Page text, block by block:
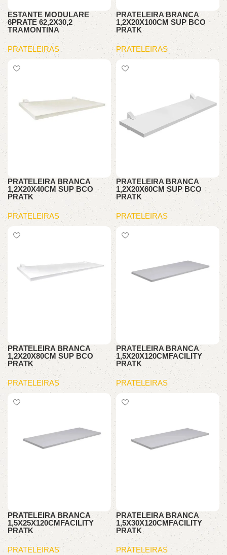
ESTANTE MODULARE
6PRATE 62,2X30,2
TRAMONTINA
PRATELEIRAS
PRATELEIRA BRANCA
1,2X20X100CM SUP BCO
PRATK
PRATELEIRAS
PRATELEIRA BRANCA
1,2X20X40CM SUP BCO
PRATK
PRATELEIRAS
PRATELEIRA BRANCA
1,2X20X60CM SUP BCO
PRATK
PRATELEIRAS
PRATELEIRA BRANCA
1,2X20X80CM SUP BCO
PRATK
PRATELEIRAS
PRATELEIRA BRANCA
1,5X20X120CMFACILITY
PRATK
PRATELEIRAS
PRATELEIRA BRANCA
1,5X25X120CMFACILITY
PRATK
PRATELEIRAS
PRATELEIRA BRANCA
1,5X30X120CMFACILITY
PRATK
PRATELEIRAS